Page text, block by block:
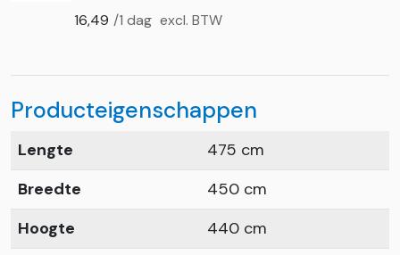
16,49 /1 dag excl. BTW
Producteigenschappen
Lengte
475 cm
Breedte
450 cm
Hoogte
440 cm